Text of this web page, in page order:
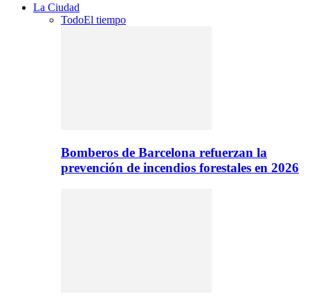
La Ciudad
TodoEl tiempo
Bomberos de Barcelona refuerzan la
prevención de incendios forestales en 2026